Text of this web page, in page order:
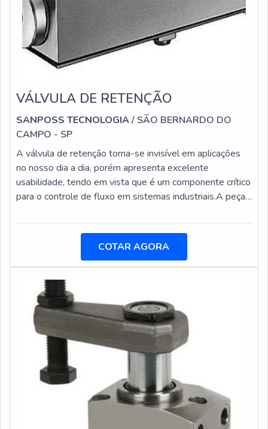
VÁLVULA DE RETENÇÃO
SANPOSS TECNOLOGIA/ SÃO BERNARDO DO
CAMPO - SP
A válvula de retenção torna-se invisível em aplicações
no nosso dia a dia, porém apresenta excelente
usabilidade, tendo em vista que é um componente crítico
para o controle de fluxo em sistemas industriais.A peça
Cada um deles tem funções diferentes, já que permitem
uma alta gama deste tipo de válvula no mercado, mas
seu único objetivo, independentemente do tamanho, é
evitar o retorno do fl
COTAR AGORA